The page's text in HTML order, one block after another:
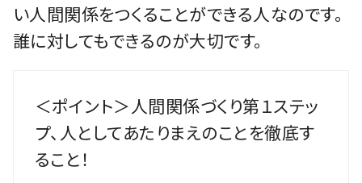
い人間関係をつくることができる人なのです。
誰に対してもできるのが大切です。
＜ポイント＞人間関係づくり第１ステッ
プ、人としてあたりまえのことを徹底す
ること！